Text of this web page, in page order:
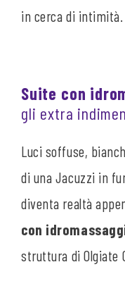
in cerca di intimità.
Suite con
gli extra
Luci soffuse,
di una Jacuzzi in
diventa realtà
con
struttura di Olgiate